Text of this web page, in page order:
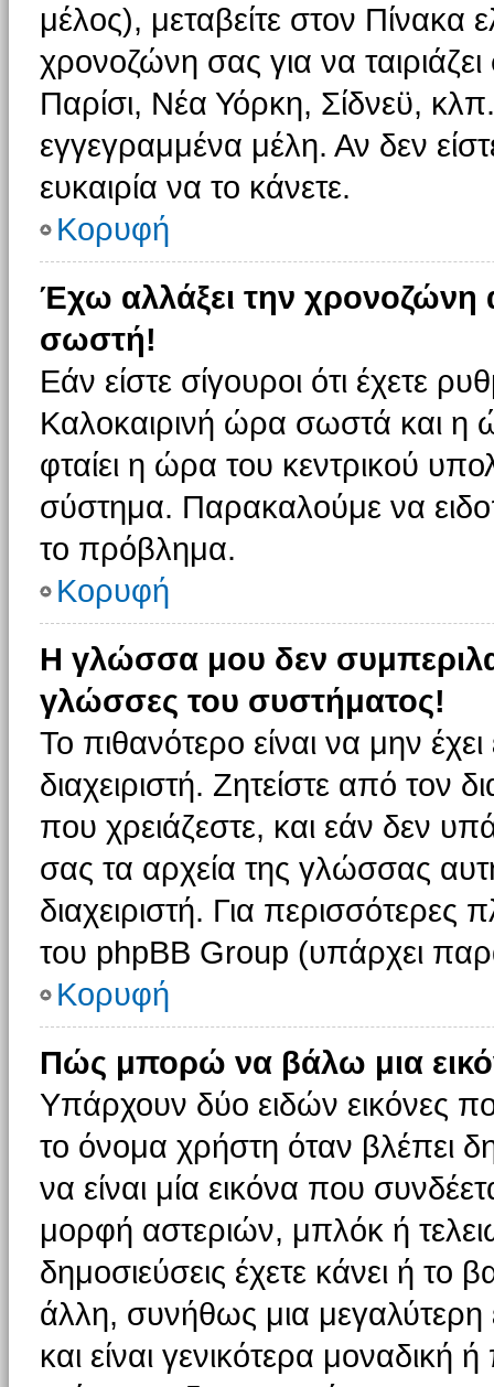
μέλος), μεταβείτε στον Πίνακα
χρονοζώνη σας για να
Παρίσι, Νέα Υόρκη, Σίδνεϋ,
εγγεγραμμένα μέλη. Αν δεν
ευκαιρία να το κάνετε.
Κορυφή
Έχω αλλάξει την χρονοζώνη
σωστή!
Εάν είστε σίγουροι ότι έχετε
Καλοκαιρινή ώρα σωστά και η
φταίει η ώρα του κεντρικού
σύστημα. Παρακαλούμε να
το πρόβλημα.
Κορυφή
Η γλώσσα μου δεν
γλώσσες του συστήματος!
Το πιθανότερο είναι να μην
διαχειριστή. Ζητείστε από τον
που χρειάζεστε, και εάν δεν
σας τα αρχεία της γλώσσας
διαχειριστή. Για περισσότερες
του phpBB Group (υπάρχει
Κορυφή
Πώς μπορώ να βάλω μια
Υπάρχουν δύο ειδών εικόνες
το όνομα χρήστη όταν βλέπει
να είναι μία εικόνα που
μορφή αστεριών, μπλόκ ή
δημοσιεύσεις έχετε κάνει ή
άλλη, συνήθως μια
και είναι γενικότερα